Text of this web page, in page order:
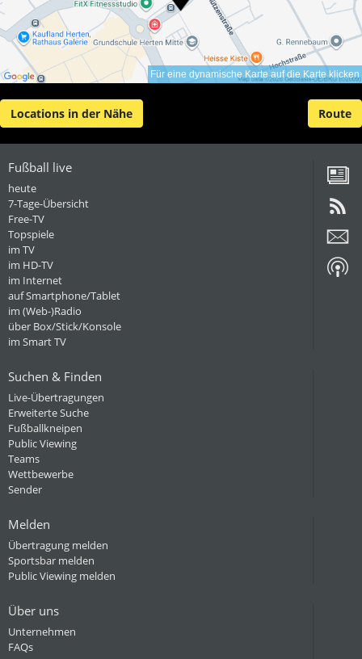
Für eine dynamische Karte auf die Karte klicken
Locations in der Nähe Route
Fußball live
heute
7-Tage-Übersicht
Free-TV
Topspiele
im TV
im HD-TV
im Internet
auf Smartphone/Tablet
im (Web-)Radio
über Box/Stick/Konsole
im Smart TV
Suchen & Finden
Live-Übertragungen
Erweiterte Suche
Fußballkneipen
Public Viewing
Teams
Wettbewerbe
Sender
Melden
Übertragung melden
Sportsbar melden
Public Viewing melden
Über uns
Unternehmen
FAQs